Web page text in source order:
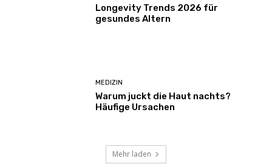
Longevity Trends 2026 für
gesundes Altern
MEDIZIN
Warum juckt die Haut nachts?
Häufige Ursachen
Mehr laden